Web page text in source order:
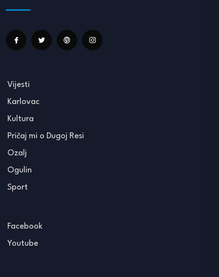
Vijesti
Karlovac
Kultura
Pričaj mi o Dugoj Resi
Ozalj
Ogulin
Sport
Facebook
Youtube